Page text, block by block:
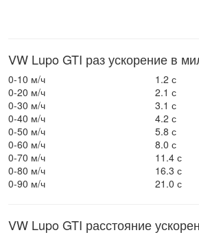
VW Lupo GTI раз ускорение в
0-10 м/ч
1.2 с
0-20 м/ч
2.1 с
0-30 м/ч
3.1 с
0-40 м/ч
4.2 с
0-50 м/ч
5.8 с
0-60 м/ч
8.0 с
0-70 м/ч
11.4 с
0-80 м/ч
16.3 с
0-90 м/ч
21.0 с
VW Lupo GTI расстояние